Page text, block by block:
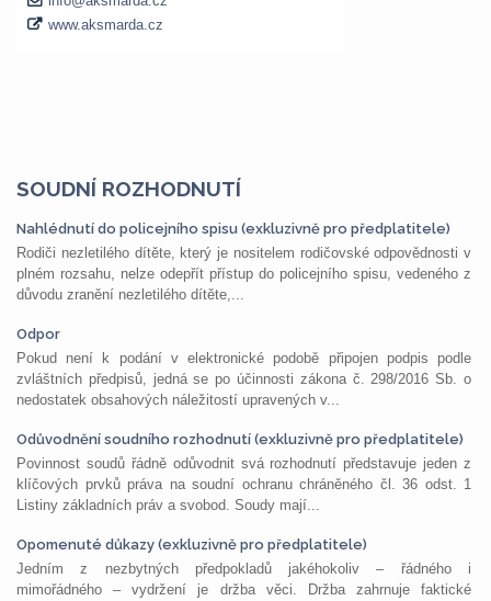
SOUDNÍ ROZHODNUTÍ
Nahlédnutí do policejního spisu (exkluzivně pro předplatitele)
Rodiči nezletilého dítěte, který je nositelem rodičovské odpovědnosti v
plném rozsahu, nelze odepřít přístup do policejního spisu, vedeného z
důvodu zranění nezletilého dítěte,...
Odpor
Pokud není k podání v elektronické podobě připojen podpis podle
zvláštních předpisů, jedná se po účinnosti zákona č. 298/2016 Sb. o
nedostatek obsahových náležitostí upravených v...
Odůvodnění soudního rozhodnutí (exkluzivně pro předplatitele)
Povinnost soudů řádně odůvodnit svá rozhodnutí představuje jeden z
klíčových prvků práva na soudní ochranu chráněného čl. 36 odst. 1
Listiny základních práv a svobod. Soudy mají...
Opomenuté důkazy (exkluzivně pro předplatitele)
Jedním z nezbytných předpokladů jakéhokoliv – řádného i
mimořádného – vydržení je držba věci. Držba zahrnuje faktické